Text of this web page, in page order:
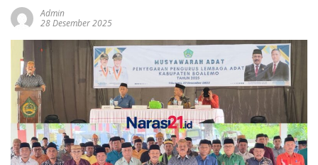
Admin
28 Desember 2025